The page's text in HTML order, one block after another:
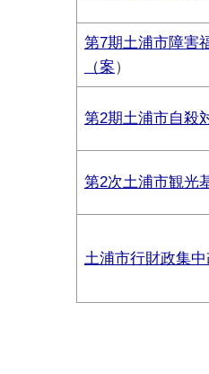
第7期土浦市障害
（案）
第2期土浦市自殺
第2次土浦市観光
土浦市行財政集中